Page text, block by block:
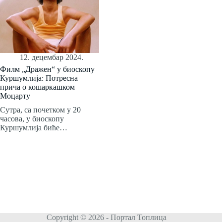
12. децембар 2024.
Филм „Дражен“ у биоскопу
Куршумлија: Потресна
прича о кошаркашком
Моцарту
Сутра, са почетком у 20
часова, у биоскопу
Куршумлија биће…
Copyright © 2026 - Портал Топлица